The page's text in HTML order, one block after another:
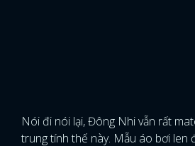
Nói đi nói lại, Đông Nhi vẫn rất
trung tính thế này. Mẫu áo bơi len